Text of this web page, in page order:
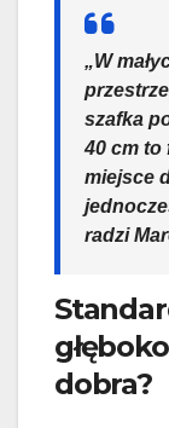
„W
szafka
40 cm to
miejsce
radzi
dobra?